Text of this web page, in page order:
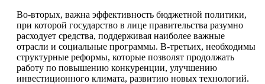
Во-вторых, важна эффективность бюджетной политики,
при которой государство в лице правительства разумно
расходует средства, поддерживая наиболее важные
отрасли и социальные программы. В-третьих, необходимы
структурные реформы, которые позволят продолжать
работу по повышению конкуренции, улучшению
инвестиционного климата, развитию новых технологий.